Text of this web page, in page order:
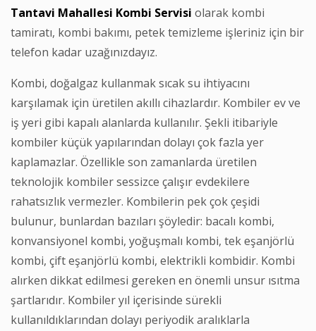
Tantavi Mahallesi Kombi Servisi olarak kombi
tamiratı, kombi bakımı, petek temizleme işleriniz için bir
telefon kadar uzağınızdayız.
Kombi, doğalgaz kullanmak sıcak su ihtiyacını
karşılamak için üretilen akıllı cihazlardır. Kombiler ev ve
iş yeri gibi kapalı alanlarda kullanılır. Şekli itibariyle
kombiler küçük yapılarından dolayı çok fazla yer
kaplamazlar. Özellikle son zamanlarda üretilen
teknolojik kombiler sessizce çalışır evdekilere
rahatsızlık vermezler. Kombilerin pek çok çeşidi
bulunur, bunlardan bazıları şöyledir: bacalı kombi,
konvansiyonel kombi, yoğuşmalı kombi, tek eşanjörlü
kombi, çift eşanjörlü kombi, elektrikli kombidir. Kombi
alırken dikkat edilmesi gereken en önemli unsur ısıtma
şartlarıdır. Kombiler yıl içerisinde sürekli
kullanıldıklarından dolayı periyodik aralıklarla